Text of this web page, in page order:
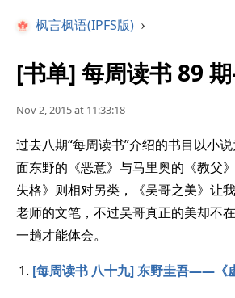
枫言枫语(IPFS版) ›
[书单] 每周读书 89
Nov 2, 2015 at 11:33:18
过去八期“每周读书”介绍的书目以小
面东野的《恶意》与马里奥的《教父
失格》则相对另类，《吴哥之美》让
老师的文笔，不过吴哥真正的美却不
一趟才能体会。
[每周读书 八十九] 东野圭吾——《